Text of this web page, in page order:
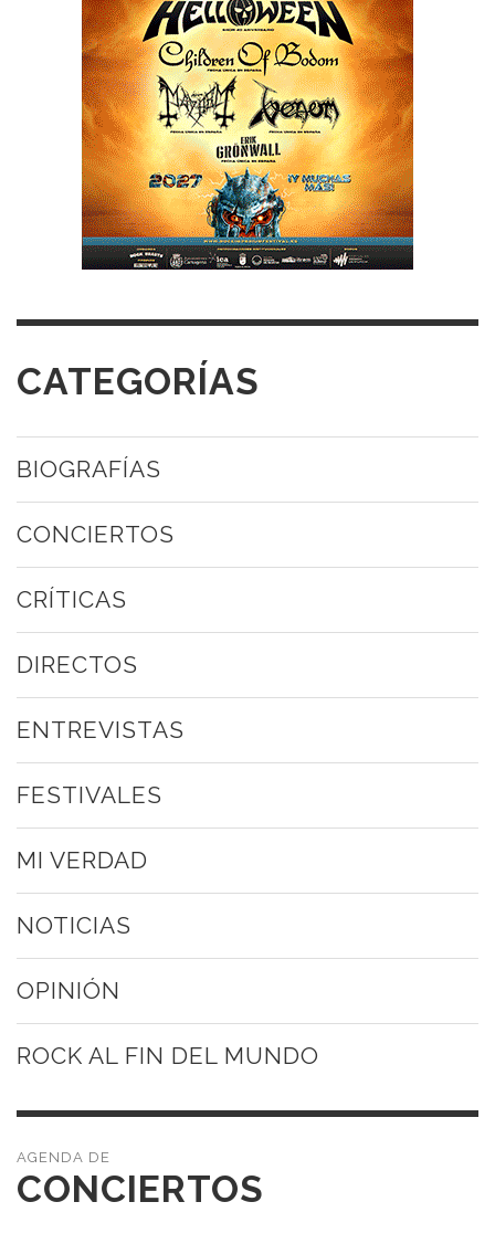
CATEGORÍAS
BIOGRAFÍAS
CONCIERTOS
CRÍTICAS
DIRECTOS
ENTREVISTAS
FESTIVALES
MI VERDAD
NOTICIAS
OPINIÓN
ROCK AL FIN DEL MUNDO
CONCIERTOS